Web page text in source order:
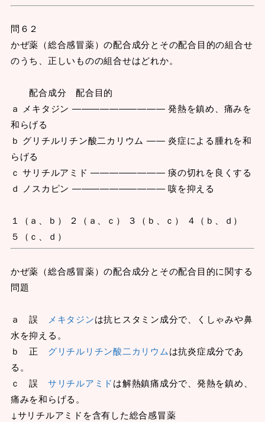
問６２
かぜ薬（総合感冒薬）の配合成分とその配合目的の組合せ
のうち、正しいものの組合せはどれか。
配合成分 配合目的
ａ メキタジン ―――――――――― 発熱を鎮め、痛みを
和らげる
ｂ グリチルリチン酸二カリウム ―― 炎症による腫れを和
らげる
ｃ サリチルアミド ―――――――― 痰の切れを良くする
ｄ ノスカピン ―――――――――― 咳を抑える
１（ａ、ｂ） ２（ａ、ｃ） ３（ｂ、ｃ） ４（ｂ、ｄ）
５（ｃ、ｄ）
かぜ薬（総合感冒薬）の配合成分とその配合目的に関する
問題
ａ 誤 メキタジンは抗ヒスタミン成分で、くしゃみや鼻
水を抑える。
ｂ 正 グリチルリチン酸二カリウムは抗炎症成分であ
る。
ｃ 誤 サリチルアミドは解熱鎮痛成分で、発熱を鎮め、
痛みを和らげる。
↓サリチルアミドを含有した総合感冒薬